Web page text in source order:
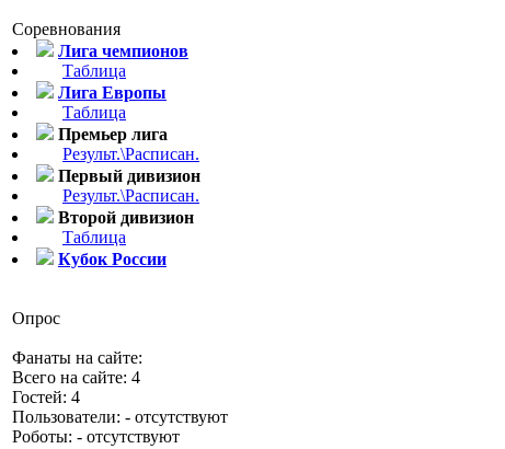
Соревнования
Лига чемпионов
Таблица
Лига Европы
Таблица
Премьер лига
Результ.\Расписан.
Первый дивизион
Результ.\Расписан.
Второй дивизион
Таблица
Кубок России
Опрос
Фанаты на сайте:
Всего на сайте: 4
Гостей: 4
Пользователи: - отсутствуют
Роботы: - отсутствуют